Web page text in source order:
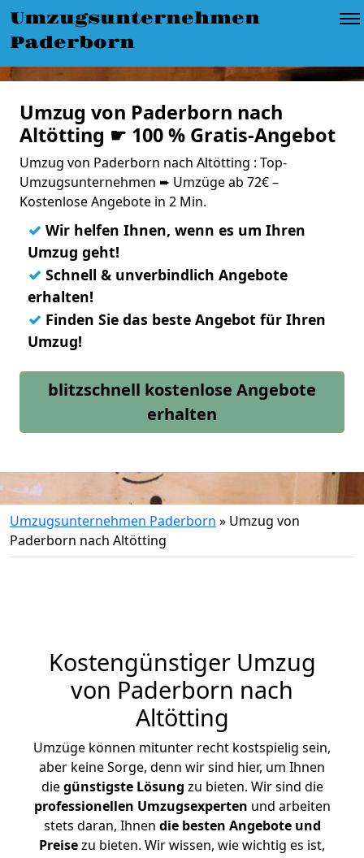
Umzugsunternehmen
Paderborn
Umzug von Paderborn nach
Altötting ☛ 100 % Gratis-Angebot
Umzug von Paderborn nach Altötting : Top-
Umzugsunternehmen ➨ Umzüge ab 72€ –
Kostenlose Angebote in 2 Min.
✓ Wir helfen Ihnen, wenn es um Ihren
Umzug geht!
✓ Schnell & unverbindlich Angebote
erhalten!
✓ Finden Sie das beste Angebot für Ihren
Umzug!
blitzschnell kostenlose Angebote
erhalten
Umzugsunternehmen Paderborn » Umzug von
Paderborn nach Altötting
Kostengünstiger Umzug
von Paderborn nach
Altötting
Umzüge können mitunter recht kostspielig sein,
aber keine Sorge, denn wir sind hier, um Ihnen
diegünstigste Lösung zu bieten. Wir sind die
professionellen Umzugsexperten und arbeiten
stets daran, Ihnen die besten Angebote und
Preisezu bieten. Wir wissen, wie wichtig es ist,